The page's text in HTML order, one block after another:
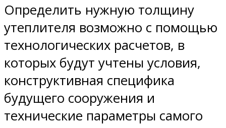
Определить нужную толщину
утеплителя возможно с помощью
технологических расчетов, в
которых будут учтены условия,
конструктивная специфика
будущего сооружения и
технические параметры самого